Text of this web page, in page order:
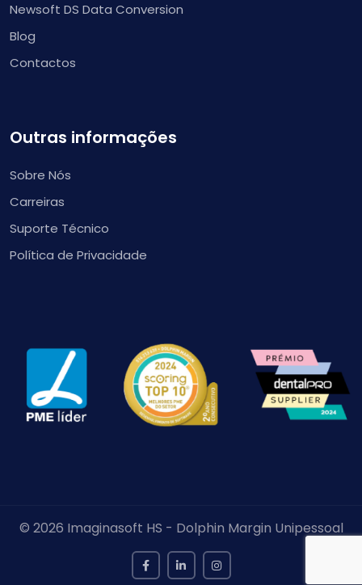
Newsoft DS Data Conversion
Blog
Contactos
Outras informações
Sobre Nós
Carreiras
Suporte Técnico
Política de Privacidade
© 2026 Imaginasoft HS - Dolphin Margin Unipessoal